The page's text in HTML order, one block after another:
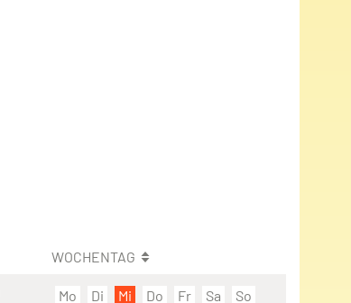
WOCHENTAG
Mo Di Mi Do Fr Sa
So